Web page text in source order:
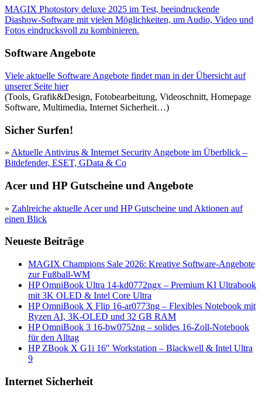
MAGIX Photostory deluxe 2025 im Test, beeindruckende
Diashow-Software mit vielen Möglichkeiten, um Audio, Video und
Fotos eindrucksvoll zu kombinieren.
Software Angebote
Viele aktuelle Software Angebote findet man in der Übersicht auf
unserer Seite hier
(Tools, Grafik&Design, Fotobearbeitung, Videoschnitt, Homepage
Software, Multimedia, Internet Sicherheit…)
Sicher Surfen!
» Aktuelle Antivirus & Internet Security Angebote im Überblick –
Bitdefender, ESET, GData & Co
Acer und HP Gutscheine und Angebote
» Zahlreiche aktuelle Acer und HP Gutscheine und Aktionen auf
einen Blick
Neueste Beiträge
MAGIX Champions Sale 2026: Kreative Software-Angebote
zur Fußball-WM
HP OmniBook Ultra 14-kd0772ngx – Premium KI Ultrabook
mit 3K OLED & Intel Core Ultra
HP OmniBook X Flip 16-ar0773ng – Flexibles Notebook mit
Ryzen AI, 3K-OLED und 32 GB RAM
HP OmniBook 3 16-bw0752ng – solides 16-Zoll-Notebook
für den Alltag
HP ZBook X G1i 16″ Workstation – Blackwell & Intel Ultra
9
Internet Sicherheit